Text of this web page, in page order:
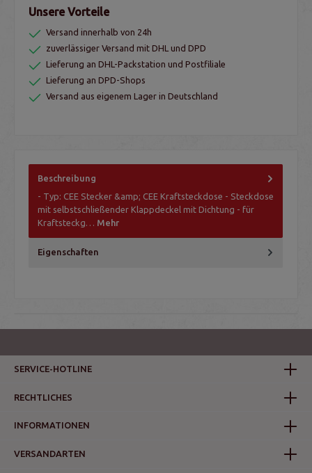
Unsere Vorteile
Versand innerhalb von 24h
zuverlässiger Versand mit DHL und DPD
Lieferung an DHL-Packstation und Postfiliale
Lieferung an DPD-Shops
Versand aus eigenem Lager in Deutschland
Beschreibung
- Typ: CEE Stecker &amp; CEE Kraftsteckdose - Steckdose
mit selbstschließender Klappdeckel mit Dichtung - für
Kraftsteckg… Mehr
Eigenschaften
SERVICE-HOTLINE
RECHTLICHES
INFORMATIONEN
VERSANDARTEN